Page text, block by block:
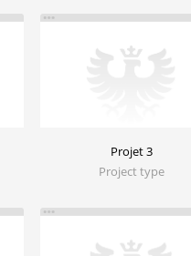
Projet 3
Project type